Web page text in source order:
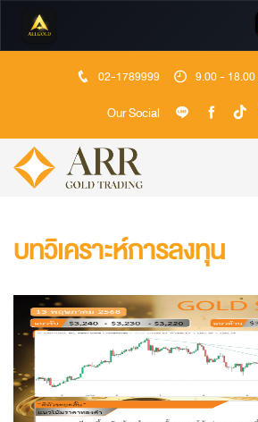
02-1789999 9.00 - 18.00
Our Social
บทวิเคราะห์การลงทุน